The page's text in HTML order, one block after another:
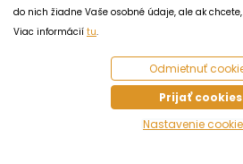
do nich žiadne Vaše osobné údaje, ale ak
Viac informácií tu.
Odmietnuť
Prijať cookies
Nastavenie
PODMIENKY
Odstúpenie od zmluvy
Zásady spracovania a ochrany
Zásady používania súborov cookie